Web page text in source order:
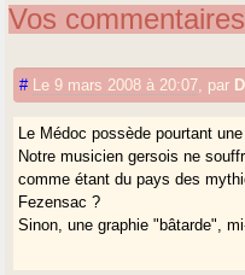
Vos commentaires
# Le 9 mars 2008 à 20:07 par
Le Médoc possède pourtant
Notre musicien gersois ne
comme étant du pays des
Fezensac ?
Sinon, une graphie "bâtarde",